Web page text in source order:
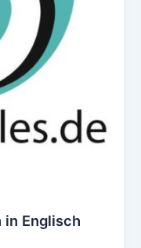
Englisch